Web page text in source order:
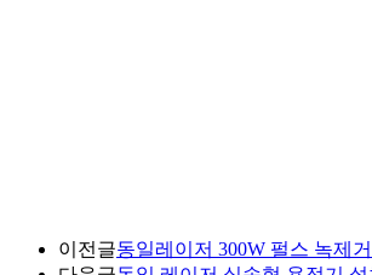
이전글동일레이저 300W 펄스 녹제거